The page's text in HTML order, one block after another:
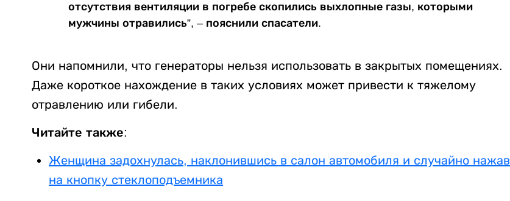
отсутствия вентиляции в погребе скопились выхлопные газы, которыми
мужчины отравились”, – пояснили спасатели.
Они напомнили, что генераторы нельзя использовать в закрытых помещениях.
Даже короткое нахождение в таких условиях может привести к тяжелому
отравлению или гибели.
Читайте также:
Женщина задохнулась, наклонившись в салон автомобиля и случайно нажав
на кнопку стеклоподъемника